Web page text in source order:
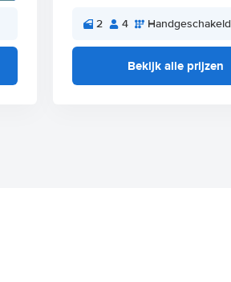
2 4 Handgeschakeld
Bekijk alle prijzen